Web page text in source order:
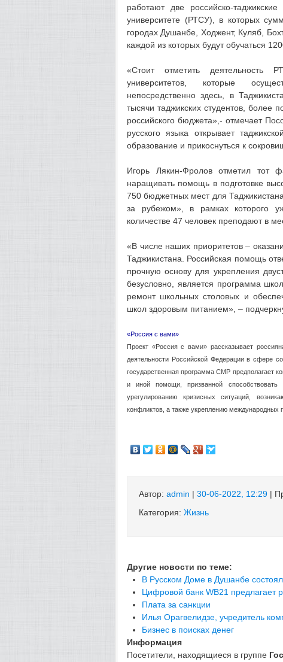
работают две российско-
университете (РТСУ), в которых
городах Душанбе, Ходжент, Куляб,
каждой из которых будут обучаться
«Стоит отметить
университетов, которые
непосредственно здесь, в
тысячи таджикских студентов, более
российского бюджета»,- отмечает
русского языка открывает
образование и прикоснуться к
Игорь Лякин-Фролов отметил тот
наращивать помощь в подготовке
750 бюджетных мест для
за рубежом», в рамках которого
количестве 47 человек преподают в
«В числе наших приоритетов –
Таджикистана. Российская помощь
прочную основу для укрепления
безусловно, является программа
ремонт школьных столовых и
школ здоровым питанием», –
«Россия с вами»
Проект «Россия с вами» рассказывает
деятельности Российской Федерации в сфере
государственная программа СМР предполагает
и иной помощи, призванной способствовать
урегулированию кризисных ситуаций,
конфликтов, а также укреплению международных
Автор: admin | 30-06-2022, 12:29 |
Категория: Жизнь
Другие новости по теме:
В Русском Доме в Душанбе
Цифровой банк WB21 предлагает
Плата за санкции
Илья Орагвелидзе, учредитель
Бизнес в поисках денег
Информация
Посетители, находящиеся в группе